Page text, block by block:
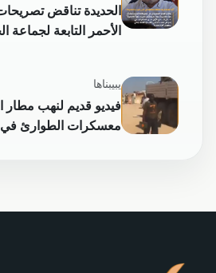
الحديدة تناقض
الأحمر التابعة لجماعة
يبيبناها
فيديو قديم لنهب
معسكرات الطوارئ